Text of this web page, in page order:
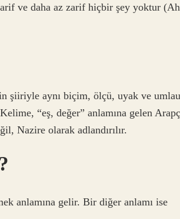
ve daha az zarif hiçbir şey yoktur
şiiriyle aynı biçim, ölçü, uyak ve
“eş, değer” anlamına gelen
Nazire olarak adlandırılır.
anlamına gelir. Bir diğer anlamı ise